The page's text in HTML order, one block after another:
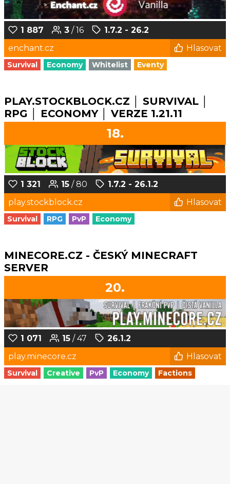
1 887 3 / 16
1.7.2 - 26.2
enchant.cz
Hlasovat
Survival Economy Whitelist Eventy
PLAY.STOCKBLOCK.CZ │ SURVIVAL │
RPG │ ECONOMY │ VERZE 1.21.11
18.
1 321 15 / 80
1.7.2 - 26.1.2
play.stockblock.cz
Hlasovat
Survival RPG PvP Economy
MINECORE.CZ - ČESKÝ MINECRAFT
SERVER
20.
1 071 15 / 47
26.1.2
play.minecore.cz
Hlasovat
Survival Creative PvP Economy Factions